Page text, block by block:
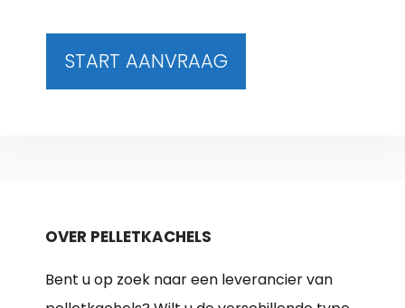
START AANVRAAG
OVER PELLETKACHELS
Bent u op zoek naar een leverancier van